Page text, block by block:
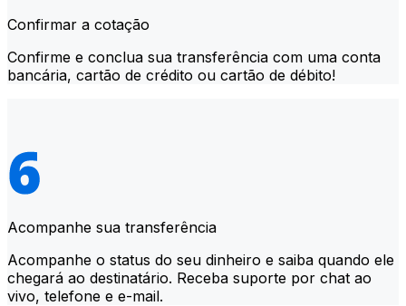
Confirmar a cotação
Confirme e conclua sua transferência com uma conta
bancária, cartão de crédito ou cartão de débito!
Acompanhe sua transferência
Acompanhe o status do seu dinheiro e saiba quando ele
chegará ao destinatário. Receba suporte por chat ao
vivo, telefone e e-mail.